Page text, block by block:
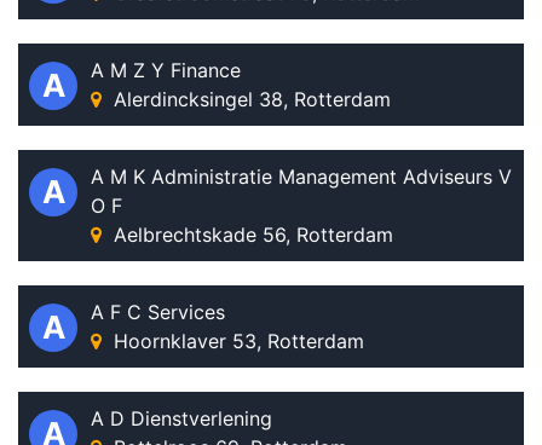
A
A M Z Y Finance
Alerdincksingel 38, Rotterdam
A
A M K Administratie Management Adviseurs V
O F
Aelbrechtskade 56, Rotterdam
A
A F C Services
Hoornklaver 53, Rotterdam
A
A D Dienstverlening